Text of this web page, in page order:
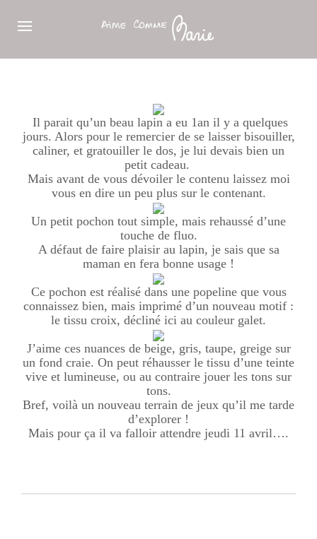
Il parait qu’un beau lapin a eu 1an il y a quelques
jours. Alors pour le remercier de se laisser bisouiller,
caliner, et gratouiller le dos, je lui devais bien un
petit cadeau.
Mais avant de vous dévoiler le contenu laissez moi
vous en dire un peu plus sur le contenant.
Un petit pochon tout simple, mais rehaussé d’une
touche de fluo.
A défaut de faire plaisir au lapin, je sais que sa
maman en fera bonne usage !
Ce pochon est réalisé dans une popeline que vous
connaissez bien, mais imprimé d’un nouveau motif :
le tissu croix, décliné ici au couleur galet.
J’aime ces nuances de beige, gris, taupe, greige sur
un fond craie. On peut réhausser le tissu d’une teinte
vive et lumineuse, ou au contraire jouer les tons sur
tons.
Bref, voilà un nouveau terrain de jeux qu’il me tarde
d’explorer !
Mais pour ça il va falloir attendre jeudi 11 avril….